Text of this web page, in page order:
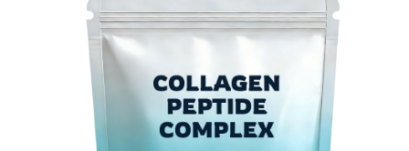
การ ป้องกัน
โรค หัวใจ
และ หลอด
เลือด
เครื่อง ช่วย
นอน หลับ
อาหาร
สำหรับ เด็ก
เค้ก Ejiao